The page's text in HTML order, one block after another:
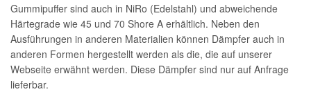
Gummipuffer sind auch in NiRo (Edelstahl) und abweichende
Härtegrade wie 45 und 70 Shore A erhältlich. Neben den
Ausführungen in anderen Materialien können Dämpfer auch in
anderen Formen hergestellt werden als die, die auf unserer
Webseite erwähnt werden. Diese Dämpfer sind nur auf Anfrage
lieferbar.